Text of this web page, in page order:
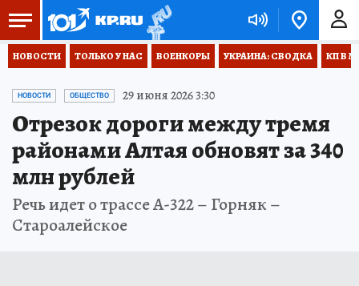
НОВОСТИ ТОЛЬКО У НАС ВОЕНКОРЫ УКРАИНА: СВОДКА КП В
НОВОСТИ ОБЩЕСТВО 29 июня 2026 3:30
Отрезок дороги между тремя
районами Алтая обновят за 340
млн рублей
Речь идет о трассе А-322 – Горняк –
Староалейское